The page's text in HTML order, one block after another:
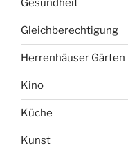
Gesundheit
Gleichberechtigung
Herrenhäuser Gärten
Kino
Küche
Kunst